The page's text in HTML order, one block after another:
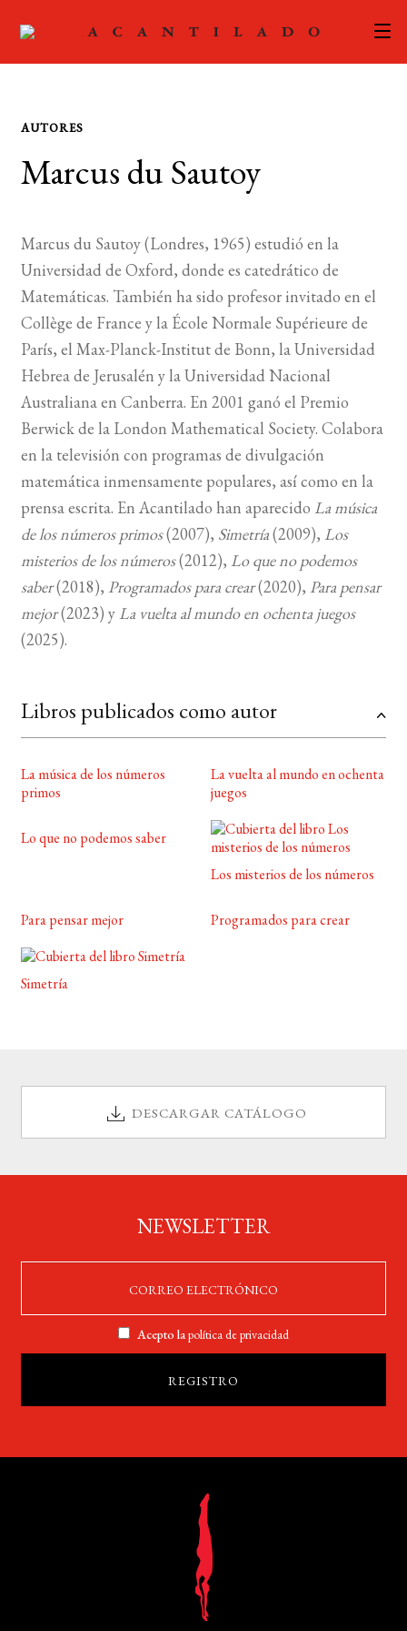
ACTUALIDAD
LA EDITORIAL
el
menú
hijo
FOREIGN RIGHTS
CONTACTO
MI CUENTA
BUSCAR
LISTA DE LIBROS
AUTORES
Marcus du Sautoy
Marcus du Sautoy (Londres, 1965) estudió en la
Universidad de Oxford, donde es catedrático de
Matemáticas. También ha sido profesor invitado en el
Collège de France y la École Normale Supérieure de
París, el Max-Planck-Institut de Bonn, la Universidad
Hebrea de Jerusalén y la Universidad Nacional
Australiana en Canberra. En 2001 ganó el Premio
Berwick de la London Mathematical Society. Colabora
en la televisión con programas de divulgación
matemática inmensamente populares, así como en la
prensa escrita. En Acantilado han aparecido La música
de los números primos(2007), Simetría(2009), Los
misterios de los números(2012), Lo que no podemos
saber(2018), Programados para crear(2020), Para pensar
mejor(2023) y La vuelta al mundo en ochenta juegos
(2025).
Libros publicados como autor
La música de los números
primos
La vuelta al mundo en ochenta
juegos
Lo que no podemos saber
Los misterios de los números
Para pensar mejor Programados para crear
Simetría
DESCARGAR CATÁLOGO
NEWSLETTER
Acepto lapolítica de privacidad